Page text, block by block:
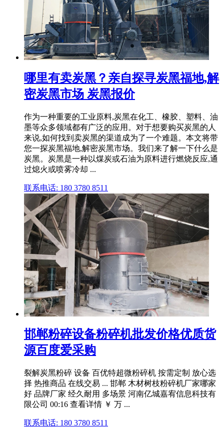
哪里有卖炭黑？亲自探寻炭黑福地,解
密炭黑市场 炭黑报价
作为一种重要的工业原料,炭黑在化工、橡胶、塑料、油
墨等众多领域都有广泛的应用。对于想要购买炭黑的人
来说,如何找到卖炭黑的渠道成为了一个难题。本文将带
您一探炭黑福地,解密炭黑市场。我们来了解一下什么是
炭黑。炭黑是一种以煤炭或石油为原料进行燃烧反应,通
过熄火或喷雾冷却 ...
联系电话: 180 3780 8511
邯郸粉碎设备粉碎机批发价格优质货
源百度爱采购
裂解炭黑粉碎 设备 百优特超微粉碎机 按需定制 放心选
择 热推商品 在线交易 ... 邯郸 木材树枝粉碎机厂家哪家
好 品牌厂家 经久耐用 多场景 河南亿城嘉宥信息科技有
限公司 00:16 查看详情 ￥ 万 ...
联系电话: 180 3780 8511